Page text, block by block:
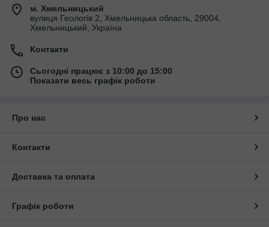
м. Хмельницький
вулиця Геологів 2, Хмельницька область, 29004,
Хмельницький, Україна
Контакти
Сьогодні працює з 10:00 до 15:00
Показати весь графік роботи
Про нас
Контакти
Доставка та оплата
Графік роботи